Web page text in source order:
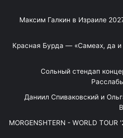
Максим Галкин в Израиле
Красная Бурда — «Самеах, да и
"Сольный стендап
"Даниил Спиваковский и
MORGENSHTERN - WORLD